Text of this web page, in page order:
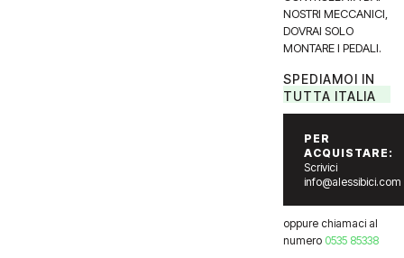
NOSTRI MECCANICI,
DOVRAI SOLO
MONTARE I PEDALI.
SPEDIAMOI IN
TUTTA ITALIA
PER
ACQUISTARE:
Scrivici
info@alessibici.com
oppure chiamaci al
numero 0535 85338